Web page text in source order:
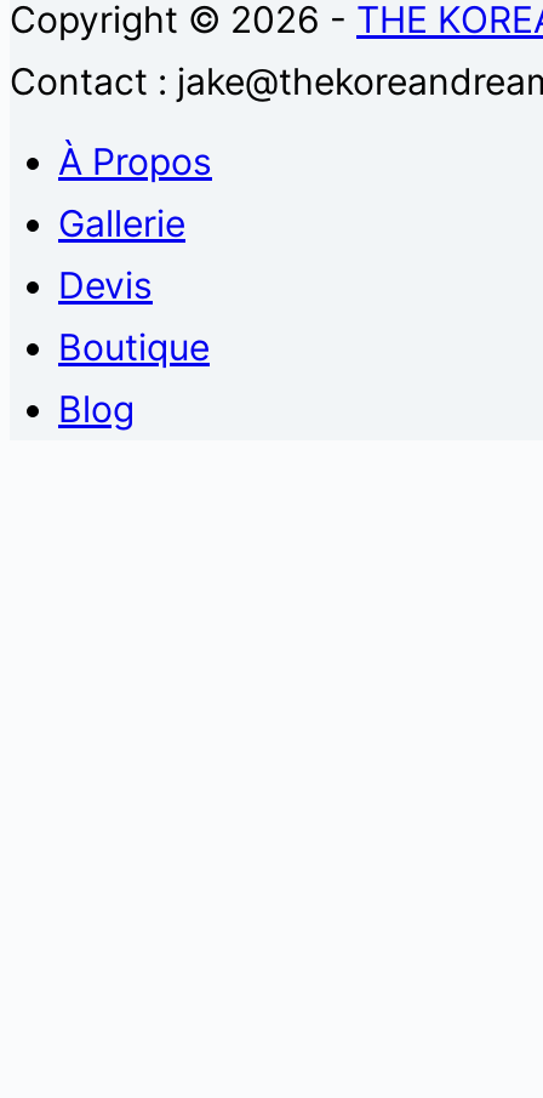
Copyright © 2026 - THE
Contact :
À Propos
Gallerie
Devis
Boutique
Blog